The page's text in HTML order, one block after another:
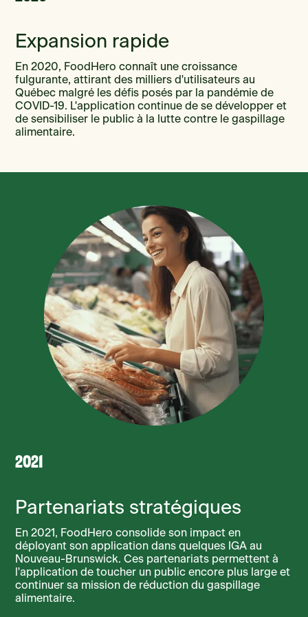
Expansion rapide
En 2020, FoodHero connaît une croissance
fulgurante, attirant des milliers d'utilisateurs au
Québec malgré les défis posés par la pandémie de
COVID-19. L'application continue de se développer et
de sensibiliser le public à la lutte contre le gaspillage
alimentaire.
2021
Partenariats stratégiques
En 2021, FoodHero consolide son impact en
déployant son application dans quelques IGA au
Nouveau-Brunswick. Ces partenariats permettent à
l'application de toucher un public encore plus large et
continuer sa mission de réduction du gaspillage
alimentaire.